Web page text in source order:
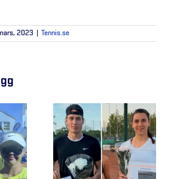
2023 Tennis.se